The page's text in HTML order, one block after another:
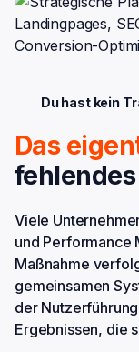
Du hast kein
Das
Viele
und Performance
Maßnahme
gemeinsamen
der
Ergebnissen, die